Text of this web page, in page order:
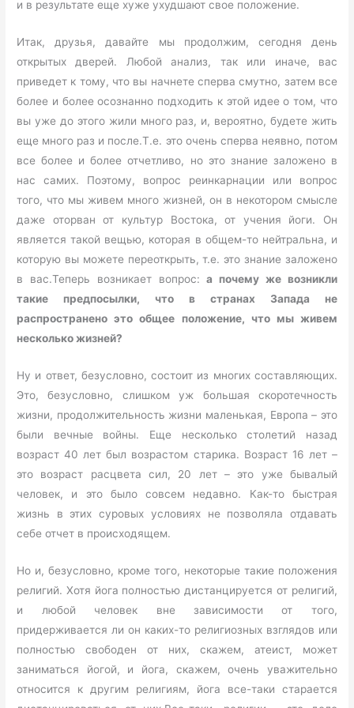
и в результате еще хуже ухудшают свое положение.
Итак, друзья, давайте мы продолжим, сегодня день
открытых дверей. Любой анализ, так или иначе, вас
приведет к тому, что вы начнете сперва смутно, затем все
более и более осознанно подходить к этой идее о том, что
вы уже до этого жили много раз, и, вероятно, будете жить
еще много раз и после.Т.е. это очень сперва неявно, потом
все более и более отчетливо, но это знание заложено в
нас самих. Поэтому, вопрос реинкарнации или вопрос
того, что мы живем много жизней, он в некотором смысле
даже оторван от культур Востока, от учения йоги. Он
является такой вещью, которая в общем-то нейтральна, и
которую вы можете переоткрыть, т.е. это знание заложено
в вас.Теперь возникает вопрос:а почему же возникли
такие предпосылки, что в странах Запада не
распространено это общее положение, что мы живем
несколько жизней?
Ну и ответ, безусловно, состоит из многих составляющих.
Это, безусловно, слишком уж большая скоротечность
жизни, продолжительность жизни маленькая, Европа – это
были вечные войны. Еще несколько столетий назад
возраст 40 лет был возрастом старика. Возраст 16 лет –
это возраст расцвета сил, 20 лет – это уже бывалый
человек, и это было совсем недавно. Как-то быстрая
жизнь в этих суровых условиях не позволяла отдавать
себе отчет в происходящем.
Но и, безусловно, кроме того, некоторые такие положения
религий. Хотя йога полностью дистанцируется от религий,
и любой человек вне зависимости от того,
придерживается ли он каких-то религиозных взглядов или
полностью свободен от них, скажем, атеист, может
заниматься йогой, и йога, скажем, очень уважительно
относится к другим религиям, йога все-таки старается